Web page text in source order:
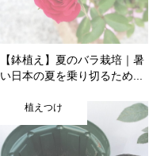
【鉢植え】夏のバラ栽培｜暑
い日本の夏を乗り切るため...
植えつけ